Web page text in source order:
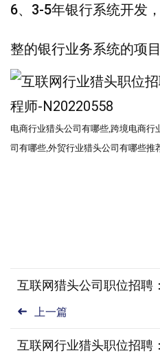
6、3-5年银行系统开发
整的银行业务系统的项目
电商行业猎头公司有哪些,跨境电商行
司 有哪些,外贸行业猎头公司 有哪些推
上一篇
互联网猎头公司职位招聘
互联网行业猎头职位招聘